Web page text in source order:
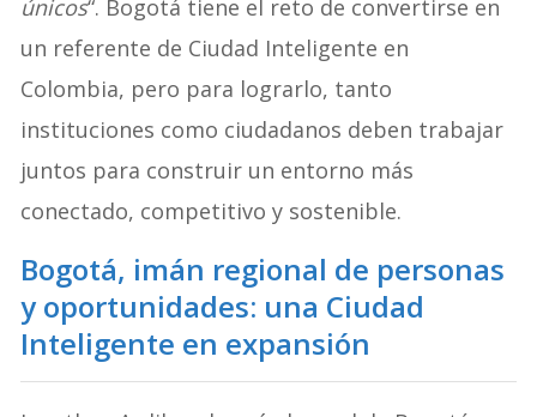
únicos“. Bogotá tiene el reto de convertirse en
un referente de Ciudad Inteligente en
Colombia, pero para lograrlo, tanto
instituciones como ciudadanos deben trabajar
juntos para construir un entorno más
conectado, competitivo y sostenible.
Bogotá, imán regional de personas
y oportunidades: una Ciudad
Inteligente en expansión